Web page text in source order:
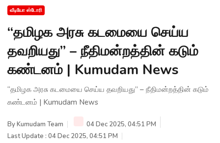
வீடியோ ஸ்டோரி
“தமிழக அரசு கடமையை செய்ய
தவறியது” – நீதிமன்றத்தின் கடும்
கண்டனம் | Kumudam News
“தமிழக அரசு கடமையை செய்ய தவறியது” – நீதிமன்றத்தின் கடும்
கண்டனம் | Kumudam News
ByKumudam Team
04 Dec 2025, 04:51 PM
Last Update : 04 Dec 2025, 04:51 PM